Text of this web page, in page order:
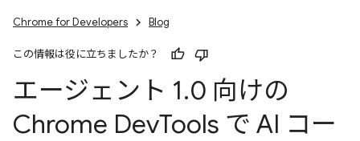
Chrome for Developers Blog
この情報は役に立ちましたか？
エージェント 1.0 向けの
Chrome DevTools で AI コー